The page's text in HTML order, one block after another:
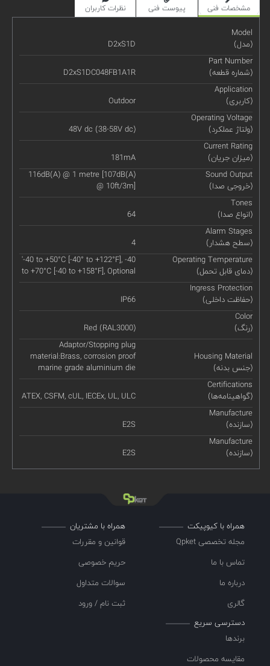
مشخصات فنی پیوست فنی نظرات کاربران
Model
(مدل)
D2xS1D
Part Number
(شماره قطعه)
D2xS1DC048FB1A1R
Application
(کاربری)
Outdoor
Operating Voltage
(ولتاژ عملکرد)
48V dc (38-58V dc)
Current Rating
(میزان جریان)
181mA
Sound Output
(خروجی صدا)
116dB(A) @ 1 metre [107dB(A)
@ 10ft/3m]
Tones
(انواع صدا)
64
Alarm Stages
(سطح هشدار)
4
Operating Temperature
(دمای قابل تحمل)
'-40 to +50°C [-40° to +122°F], -40
to +70°C [-40 to +158°F], Optional
Ingress Protection
(حفاظت داخلی)
IP66
Color
(رنگ)
Red (RAL3000)
Housing Material
(جنس بدنه)
Adaptor/Stopping plug
material:Brass, corrosion proof
marine grade aluminium die
Certifications
(گواهینامه‌ها)
ATEX, CSFM, cUL, IECEx, UL, ULC
Manufacture
(سازنده)
E2S
Manufacture
(سازنده)
E2S
همراه با کیوپیکت
مجله تخصصی Qpket
تماس با ما
درباره ما
گالری
همراه با مشتریان
قوانین و مقررات
حریم خصوصی
سوالات متداول
ثبت نام / ورود
دسترسی سریع
برندها
مقایسه محصولات